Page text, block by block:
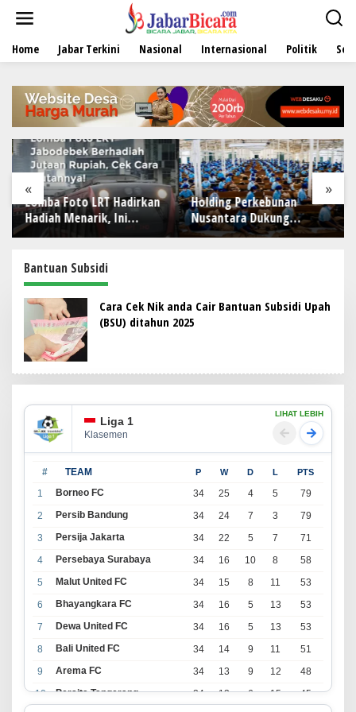
t
Home Jabar Terkini Nasional Internasional Politik
« »
Lomba Foto LRT Hadirkan
Hadiah Menarik, Ini
Syaratnya
Holding Perkebunan
Nusantara Dukung
Penciptaan Lapangan
Bantuan Subsidi
Cara Cek Nik anda Cair Bantuan Subsidi Upah
(BSU) ditahun 2025
Liga 1
Klasemen
LIHAT LEBIH
# TEAM P W D L PTS
1 Borneo FC 34 25 4 5
79
2
Persib Bandung 34 24 7 3
79
3
Persija Jakarta 34 22 5 7
71
4
Persebaya Surabaya 34 16 10 8
58
5
Malut United FC 34 15 8 11
53
6
Bhayangkara FC 34 16 5 13
53
7
Dewa United FC 34 16 5 13
53
8
Bali United FC 34 14 9 11
51
9
Arema FC 34 13 9 12
48
10
Persita Tangerang 34 13 6 15
45